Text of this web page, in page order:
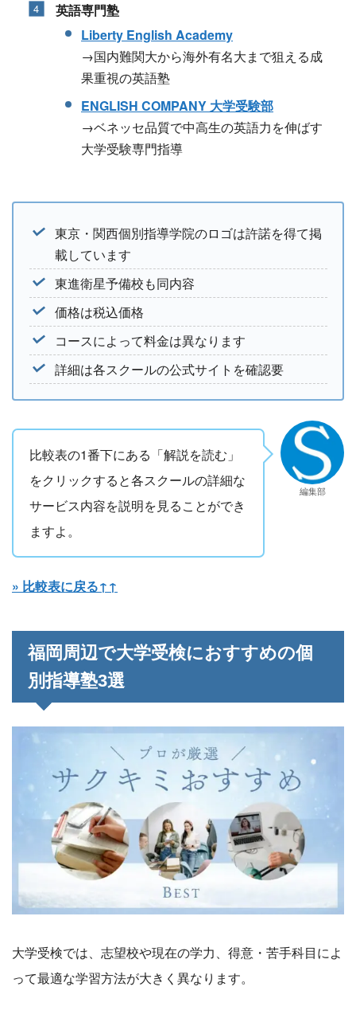
英語専門塾
Liberty English Academy
→国内難関大から海外有名大まで狙える成
果重視の英語塾
ENGLISH COMPANY 大学受験部
→ベネッセ品質で中高生の英語力を伸ばす
大学受験専門指導
東京・関西個別指導学院のロゴは許諾を得て掲
載しています
東進衛星予備校も同内容
価格は税込価格
コースによって料金は異なります
詳細は各スクールの公式サイトを確認要
比較表の1番下にある「解説を読む」
をクリックすると各スクールの詳細な
サービス内容を説明を見ることができ
ますよ。
編集部
» 比較表に戻る↑↑
福岡周辺で大学受検におすすめの個
別指導塾3選
大学受検では、志望校や現在の学力、得意・苦手科目によ
って最適な学習方法が大きく異なります。